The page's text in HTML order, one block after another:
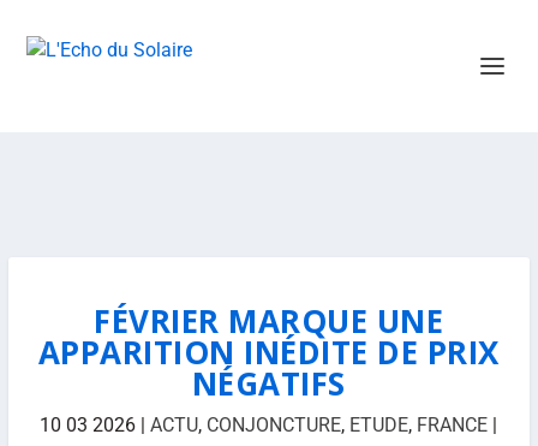
FÉVRIER MARQUE UNE
APPARITION INÉDITE DE PRIX
NÉGATIFS
10 03 2026 |ACTU, CONJONCTURE, ETUDE, FRANCE |